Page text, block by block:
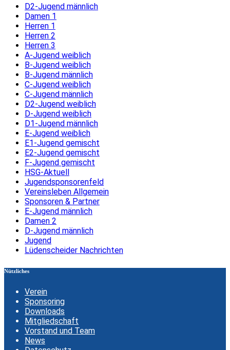
D2-Jugend männlich
Damen 1
Herren 1
Herren 2
Herren 3
A-Jugend weiblich
B-Jugend weiblich
B-Jugend männlich
C-Jugend weiblich
C-Jugend männlich
D2-Jugend weiblich
D-Jugend weiblich
D1-Jugend männlich
E-Jugend weiblich
E1-Jugend gemischt
E2-Jugend gemischt
F-Jugend gemischt
HSG-Aktuell
Jugendsponsorenfeld
Vereinsleben Allgemein
Sponsoren & Partner
E-Jugend männlich
Damen 2
D-Jugend männlich
Jugend
Lüdenscheider Nachrichten
Nützliches
Verein
Sponsoring
Downloads
Mitgliedschaft
Vorstand und Team
News